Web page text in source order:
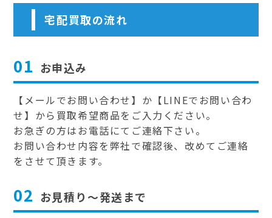
宅配買取の流れ
01 お申込み
【メールでお問い合わせ】か【LINEでお問い合わ
せ】から買取希望商品をご入力ください。
お急ぎの方はお電話にてご連絡下さい。
お問い合わせ内容を弊社で確認後、改めてご連絡
をさせて頂きます。
02 お見積り～発送まで